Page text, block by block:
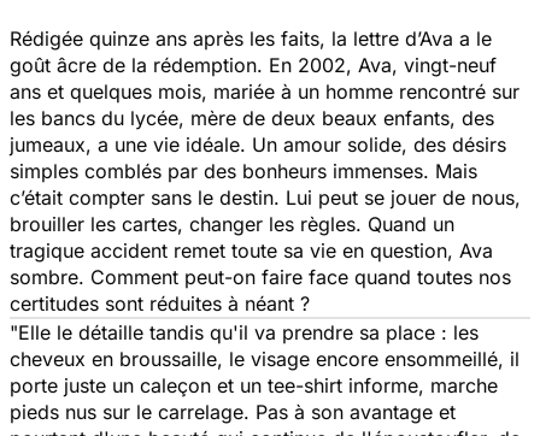
Rédigée quinze ans après les faits, la lettre d’Ava a le
goût âcre de la rédemption. En 2002, Ava, vingt-neuf
ans et quelques mois, mariée à un homme rencontré sur
les bancs du lycée, mère de deux beaux enfants, des
jumeaux, a une vie idéale. Un amour solide, des désirs
simples comblés par des bonheurs immenses. Mais
c’était compter sans le destin. Lui peut se jouer de nous,
brouiller les cartes, changer les règles. Quand un
tragique accident remet toute sa vie en question, Ava
sombre. Comment peut-on faire face quand toutes nos
certitudes sont réduites à néant ?
"Elle le détaille tandis qu'il va prendre sa place : les
cheveux en broussaille, le visage encore ensommeillé, il
porte juste un caleçon et un tee-shirt informe, marche
pieds nus sur le carrelage. Pas à son avantage et